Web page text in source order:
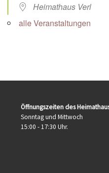
Heimathaus Verl
alle Veranstaltungen
Öffnungszeiten des
Sonntag und Mittwoch
15:00 - 17:30 Uhr.